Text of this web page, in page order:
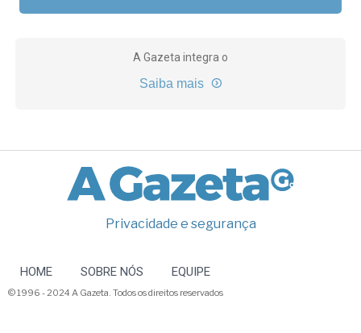
A Gazeta integra o
Saiba mais
Privacidade e segurança
HOME SOBRE NÓS EQUIPE
© 1996 - 2024 A Gazeta. Todos os direitos reservados